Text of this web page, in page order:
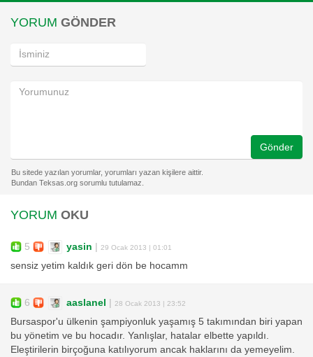
YORUM GÖNDER
Gönder
YORUM OKU
5 yasin | 29 Ocak 2013 | 01:01
sensiz yetim kaldık geri dön be hocamm
6 aaslanel | 28 Ocak 2013 | 23:52
Bursaspor'u ülkenin şampiyonluk yaşamış 5 takımından biri yapan
bu yönetim ve bu hocadır. Yanlışlar, hatalar elbette yapıldı.
Eleştirilerin birçoğuna katılıyorum ancak haklarını da yemeyelim.